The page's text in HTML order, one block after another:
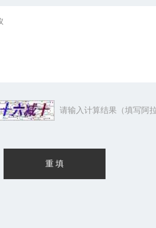
请输入计算结果（填写阿